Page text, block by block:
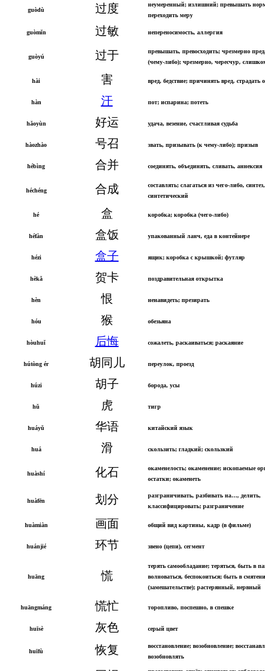
guòdù 过度
неумеренный; излишний; превышать
переходить меру
guòmǐn 过敏 непереносимость, аллергия
guòyú 过于
превышать, превосходить; чрезмерно
(чему-либо); чрезмерно, чересчур,
hài 害 вред, бедствие; причинять вред, страдать
hàn 汗 пот; испарина; потеть
hǎoyùn 好运 удача, везение, счастливая судьба
hàozhào 号召 звать, призывать (к чему-либо); призыв
hébìng 合并 соединять, объединять, сливать, аннексия
héchéng 合成
составлять; слагаться из чего-либо,
синтетический
hé 盒 коробка; коробка (чего-либо)
héfàn 盒饭 упакованный ланч, еда в контейнере
hézi 盒子 ящик; коробка с крышкой; футляр
hèkǎ 贺卡 поздравительная открытка
hèn 恨 ненавидеть; презирать
hóu 猴 обезьяна
hòuhuǐ 后悔 сожалеть, раскаиваться; раскаяние
hútòng ér 胡同儿 переулок, проезд
húzi 胡子 борода, усы
hǔ 虎 тигр
huáyǔ 华语 китайский язык
huá 滑 скользить; гладкий; скользкий
huàshí 化石
окаменелость; окаменение; ископаемые
остатки; окаменеть
huàfēn 划分
разграничивать, разбивать на…, делить,
классифицировать; разграничение
huàmiàn 画面 общий вид картины, кадр (в фильме)
huánjié 环节 звено (цепи), сегмент
huāng 慌
терять самообладание; теряться, быть в
волноваться, беспокоиться; быть в
(замешательстве); растерянный, нервный
huāngmáng 慌忙 торопливо, поспешно, в спешке
huīsè 灰色 серый цвет
huīfù 恢复
восстановление; возобновление;
возобновлять